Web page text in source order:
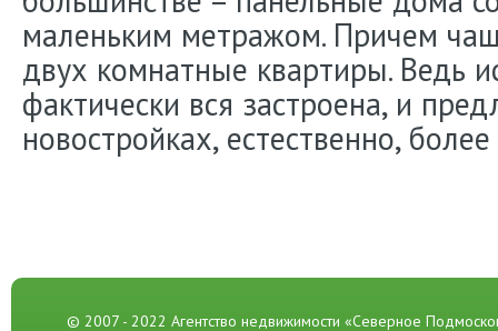
маленьким метражом. Причем
двух комнатные квартиры. Ведь
фактически вся застроена, и
новостройках, естественно,
© 2007 - 2022 Агентство недвижимости «Северное